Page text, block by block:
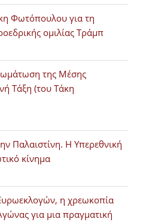
Φωτόπουλου για τη
ομιλίας Τράμπ
της Μέσης
Τάξη (του Τάκη
Παλαιστίνη. Η Υπερεθνική
κίνημα
η χρεωκοπία
για μια πραγματική